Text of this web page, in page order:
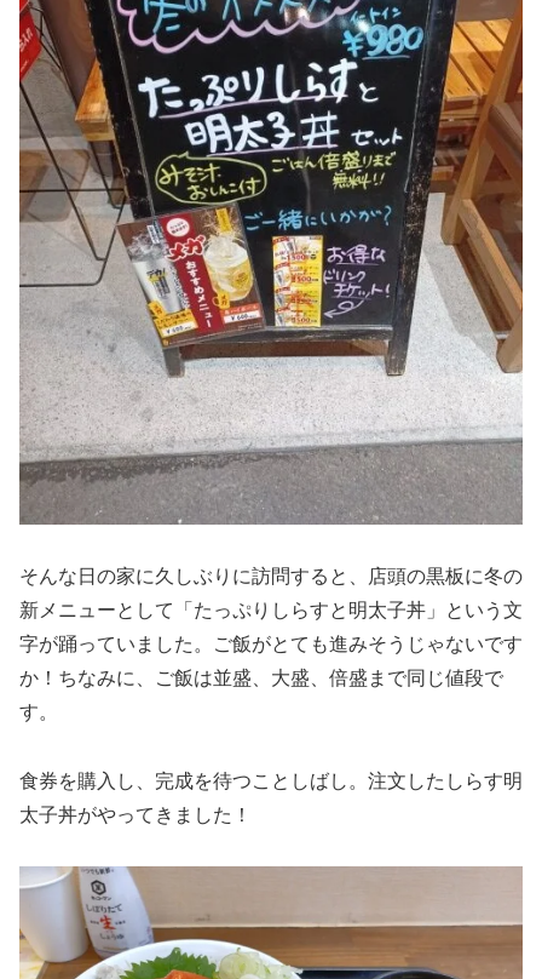
そんな日の家に久しぶりに訪問すると、店頭の黒板に冬の
新メニューとして「たっぷりしらすと明太子丼」という文
字が踊っていました。ご飯がとても進みそうじゃないです
か！ちなみに、ご飯は並盛、大盛、倍盛まで同じ値段で
す。
食券を購入し、完成を待つことしばし。注文したしらす明
太子丼がやってきました！